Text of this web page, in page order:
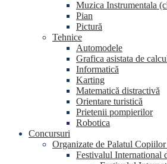
Muzica Instrumentala
Pian
Pictură
Tehnice
Automodele
Grafica asistata de
Informatică
Karting
Matematică distractivă
Orientare turistică
Prietenii pompierilor
Robotica
Concursuri
Organizate de Palatul
Festivalul International